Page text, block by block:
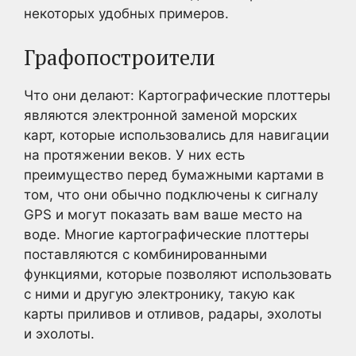
некоторых удобных примеров.
Графопостроители
Что они делают: Картографические плоттеры
являются электронной заменой морских
карт, которые использовались для навигации
на протяжении веков. У них есть
преимущество перед бумажными картами в
том, что они обычно подключены к сигналу
GPS и могут показать вам ваше место на
воде. Многие картографические плоттеры
поставляются с комбинированными
функциями, которые позволяют использовать
с ними и другую электронику, такую как
карты приливов и отливов, радары, эхолоты
и эхолоты.